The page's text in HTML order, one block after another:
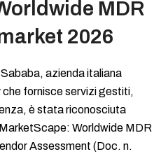
MDR
2026
azienda italiana
fornisce servizi gestiti,
è stata riconosciuta
Worldwide MDR
Assessment (Doc. n.